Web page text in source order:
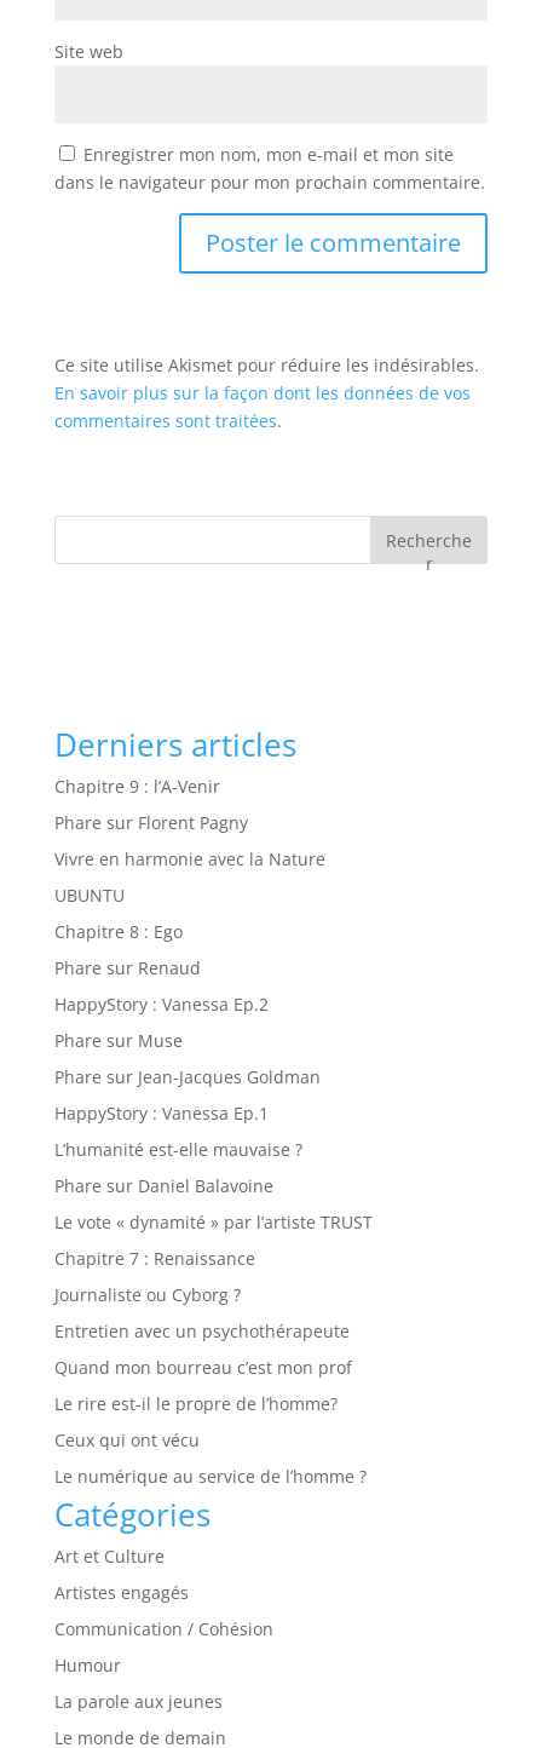
Site web
Enregistrer mon nom, mon e-mail et mon site
dans le navigateur pour mon prochain commentaire.
Ce site utilise Akismet pour réduire les indésirables.
En savoir plus sur la façon dont les données de vos
commentaires sont traitées.
Recherche
r
Derniers articles
Chapitre 9 : l’A-Venir
Phare sur Florent Pagny
Vivre en harmonie avec la Nature
UBUNTU
Chapitre 8 : Ego
Phare sur Renaud
HappyStory : Vanessa Ep.2
Phare sur Muse
Phare sur Jean-Jacques Goldman
HappyStory : Vanessa Ep.1
L’humanité est-elle mauvaise ?
Phare sur Daniel Balavoine
Le vote « dynamité » par l’artiste TRUST
Chapitre 7 : Renaissance
Journaliste ou Cyborg ?
Entretien avec un psychothérapeute
Quand mon bourreau c’est mon prof
Le rire est-il le propre de l’homme?
Ceux qui ont vécu
Le numérique au service de l’homme ?
Catégories
Art et Culture
Artistes engagés
Communication / Cohésion
Humour
La parole aux jeunes
Le monde de demain